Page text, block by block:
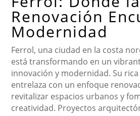
Renovación
Modernidad
Ferrol, una ciudad en la costa
está transformando en un
innovación y modernidad. Su
entrelaza con un enfoque
revitalizar espacios urbanos y
creatividad. Proyectos